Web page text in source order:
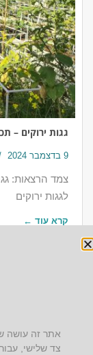
גגות ירוקים –
9 בדצמבר 2024
צמד הרצאות:
לגגות ירוקים
קרא עוד ←
צד שלישי,